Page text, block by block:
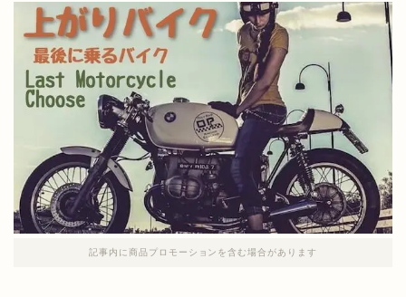
記事内に商品プロモーションを含む場合があります